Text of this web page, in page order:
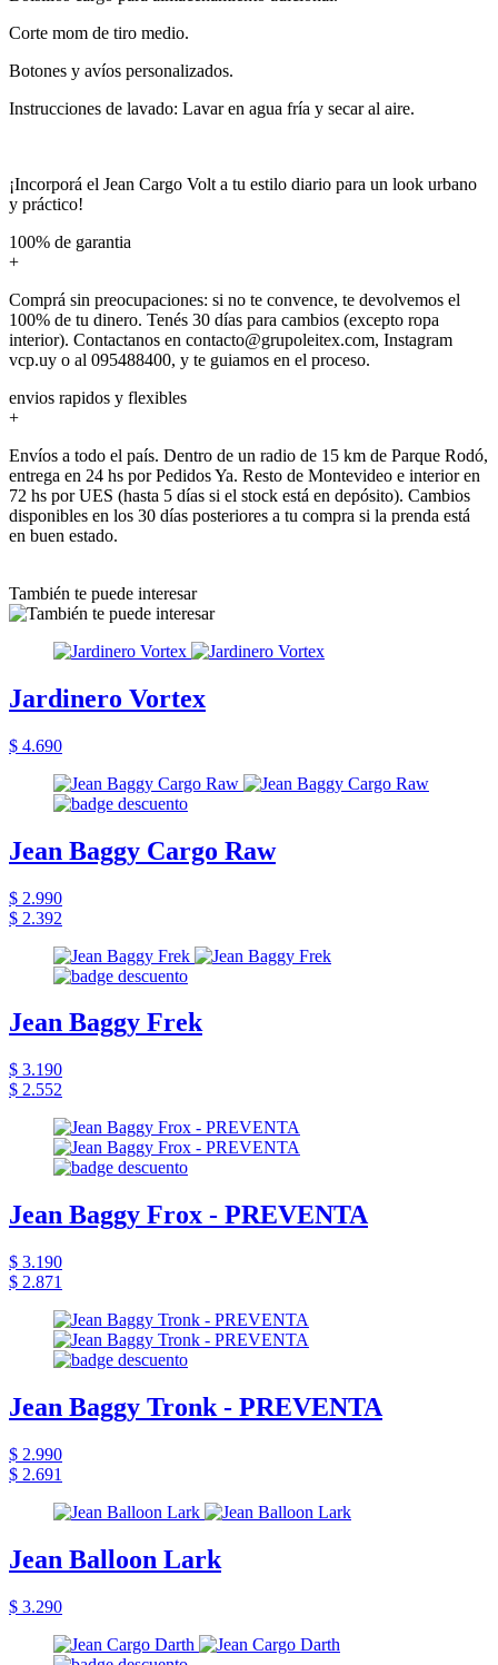
Corte mom de tiro medio.
Botones y avíos personalizados.
Instrucciones de lavado: Lavar en agua fría y secar al aire.
¡Incorporá el Jean Cargo Volt a tu estilo diario para un look urbano
y práctico!
100% de garantia
+
Comprá sin preocupaciones: si no te convence, te devolvemos el
100% de tu dinero. Tenés 30 días para cambios (excepto ropa
interior). Contactanos en contacto@grupoleitex.com, Instagram
vcp.uy o al 095488400, y te guiamos en el proceso.
envios rapidos y flexibles
+
Envíos a todo el país. Dentro de un radio de 15 km de Parque Rodó,
entrega en 24 hs por Pedidos Ya. Resto de Montevideo e interior en
72 hs por UES (hasta 5 días si el stock está en depósito). Cambios
disponibles en los 30 días posteriores a tu compra si la prenda está
en buen estado.
También te puede interesar
Jardinero Vortex
$ 4.690
Jean Baggy Cargo Raw
$ 2.990
$ 2.392
Jean Baggy Frek
$ 3.190
$ 2.552
Jean Baggy Frox - PREVENTA
$ 3.190
$ 2.871
Jean Baggy Tronk - PREVENTA
$ 2.990
$ 2.691
Jean Balloon Lark
$ 3.290